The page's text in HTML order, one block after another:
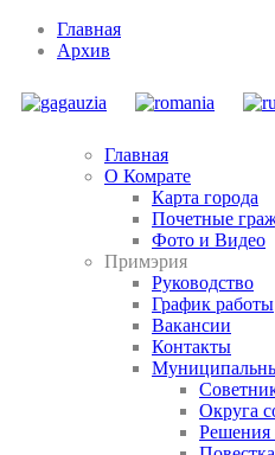
Главная
Архив
Главная
О Комрате
Карта города
Почетные
Фото и Видео
Примэрия
Руководство
График работы
Вакансии
Контакты
Округа
Решения